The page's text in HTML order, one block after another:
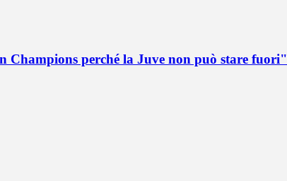
Champions perché la Juve non può stare fuori"